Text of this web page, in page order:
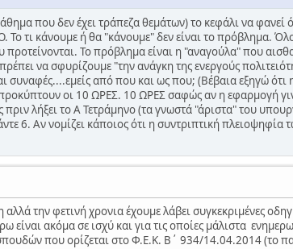
που δεν έχει τράπεζα θεμάτων) το κεφάλι να φανεί
Το τι κάνουμε ή θα "κάνουμε" δεν είναι το πρόβλημα.
Το πρόβλημα είναι η "αναγούλα" που
να σφυρίζουμε "την ανάγκη της ενεργούς
συναφές....εμείς από που και ως που; (Βέβαια εξηγώ
οι 10 ΩΡΕΣ. 10 ΩΡΕΣ σαφώς αν η εφαρμογή
πριν λήξει το Α Τετράμηνο (τα γνωστά "άριστα" του
6. Αν νομίζει κάποιος ότι η συντριπτική
την φετινή χρονια έχουμε λάβει συγκεκριμένες
είναι ακόμα σε ισχύ και για τις οποίες μάλιστα
που ορίζεται στο Φ.Ε.Κ. Β΄ 934/14.04.2014 (το